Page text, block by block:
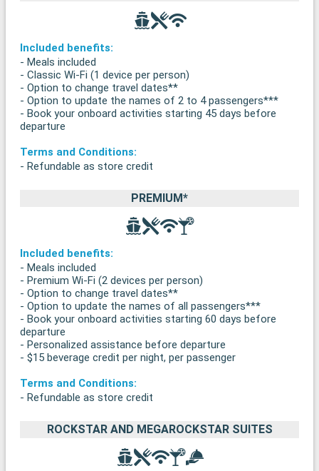
Included benefits:
- Meals included
- Classic Wi-Fi (1 device per person)
- Option to change travel dates**
- Option to update the names of 2 to 4 passengers***
- Book your onboard activities starting 45 days before
departure
Terms and Conditions:
- Refundable as store credit
PREMIUM*
Included benefits:
- Meals included
- Premium Wi-Fi (2 devices per person)
- Option to change travel dates**
- Option to update the names of all passengers***
- Book your onboard activities starting 60 days before
departure
- Personalized assistance before departure
- $15 beverage credit per night, per passenger
Terms and Conditions:
- Refundable as store credit
ROCKSTAR AND MEGAROCKSTAR SUITES